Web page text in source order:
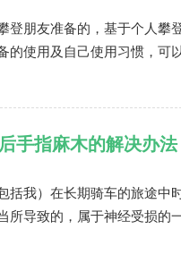
登朋友准备的，基于个人攀
的使用及自己使用习惯，可
手指麻木的解决办法
括我）在长期骑车的旅途中
所导致的，属于神经受损的